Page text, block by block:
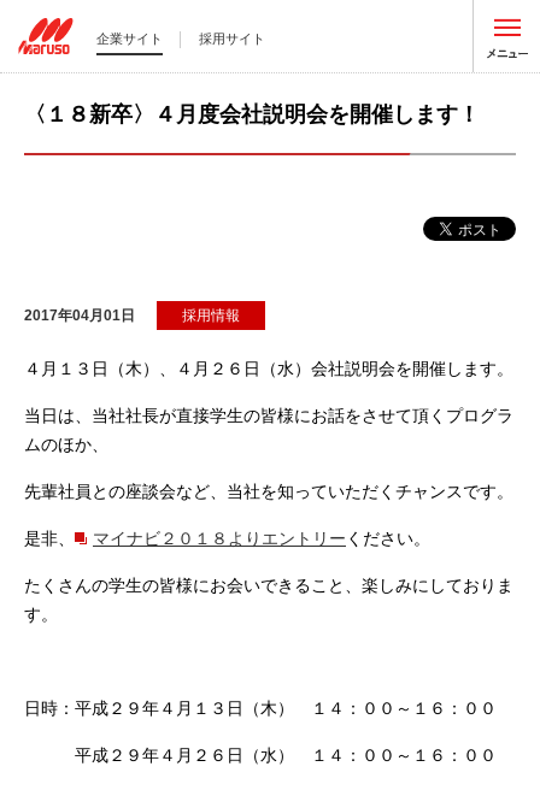
企業サイト 採用サイト
〈１８新卒〉４月度会社説明会を開催します！
2017年04月01日 採用情報
４月１３日（木）、４月２６日（水）会社説明会を開催します。
当日は、当社社長が直接学生の皆様にお話をさせて頂くプログラ
ムのほか、
先輩社員との座談会など、当社を知っていただくチャンスです。
是非、 マイナビ２０１８よりエントリー ください。
たくさんの学生の皆様にお会いできること、楽しみにしておりま
す。
日時：平成２９年４月１３日（木） １４：００～１６：００
平成２９年４月２６日（水） １４：００～１６：００